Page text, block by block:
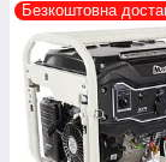
Безкоштовна